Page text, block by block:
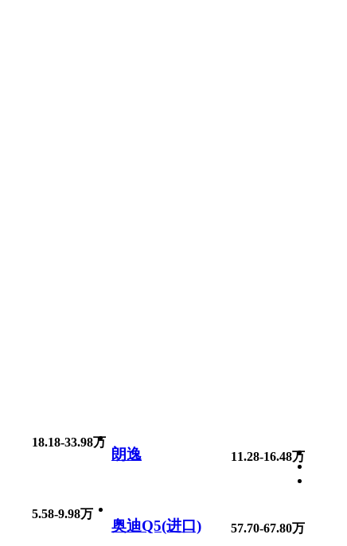
18.18-33.98万
朗逸 11.28-16.48万
5.58-9.98万
奥迪Q5(进口) 57.70-67.80万